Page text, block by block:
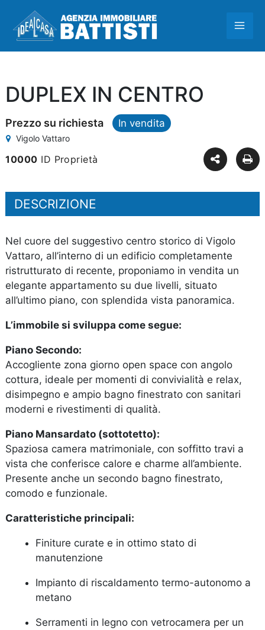
contenuto
DUPLEX IN CENTRO
Prezzo su richiesta In vendita
Vigolo Vattaro
10000 ID Proprietà
DESCRIZIONE
Nel cuore del suggestivo centro storico di Vigolo
Vattaro, all’interno di un edificio completamente
ristrutturato di recente, proponiamo in vendita un
elegante appartamento su due livelli, situato
all’ultimo piano, con splendida vista panoramica.
L’immobile si sviluppa come segue:
Piano Secondo:
Accogliente zona giorno open space con angolo
cottura, ideale per momenti di convivialità e relax,
disimpegno e ampio bagno finestrato con sanitari
moderni e rivestimenti di qualità.
Piano Mansardato (sottotetto):
Spaziosa camera matrimoniale, con soffitto travi a
vista che conferisce calore e charme all’ambiente.
Presente anche un secondo bagno finestrato,
comodo e funzionale.
Caratteristiche principali:
Finiture curate e in ottimo stato di
manutenzione
Impianto di riscaldamento termo-autonomo a
metano
Serramenti in legno con vetrocamera per un